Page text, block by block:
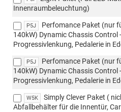
Innenraumbeleuchtung)
P5J
Perfomance Paket (nur
140kW) Dynamic Chassis Control
Progressivlenkung, Pedalerie in
P5J
Perfomance Paket (nur
140kW) Dynamic Chassis Control
Progressivlenkung, Pedalerie in
W5K
Simply Clever Paket (
Abfallbehälter für die Innentür,